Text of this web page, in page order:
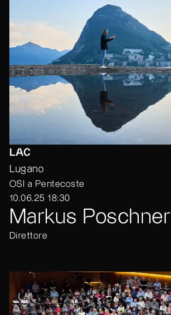
LAC
Lugano
OSI a Pentecoste
10.06.25 18:30
Markus Poschner
Direttore